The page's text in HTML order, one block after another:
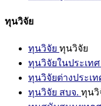
ทุนวิจัย
ทุนวิจัย ทุนวิจัย
ทุนวิจัยในประเทศ
ทุนวิจัยต่างประเท
ทุนวิจัย สบจ. ทุนวิ